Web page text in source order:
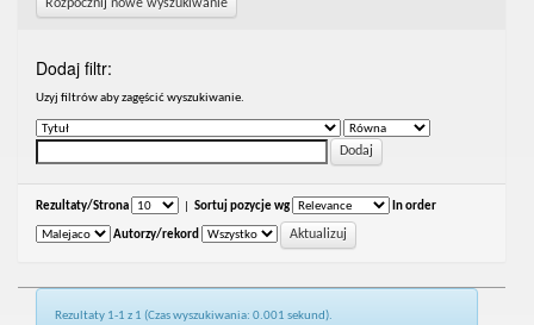
Rozpocznij nowe wyszukiwanie
Dodaj filtr:
Uzyj filtrów aby zagęścić wyszukiwanie.
Rezultaty/Strona Sortuj pozycje wg In order
Autorzy/rekord
Rezultaty 1-1 z 1 (Czas wyszukiwania: 0.001 sekund).